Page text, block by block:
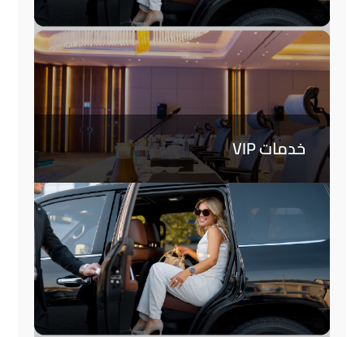
خدمات VIP